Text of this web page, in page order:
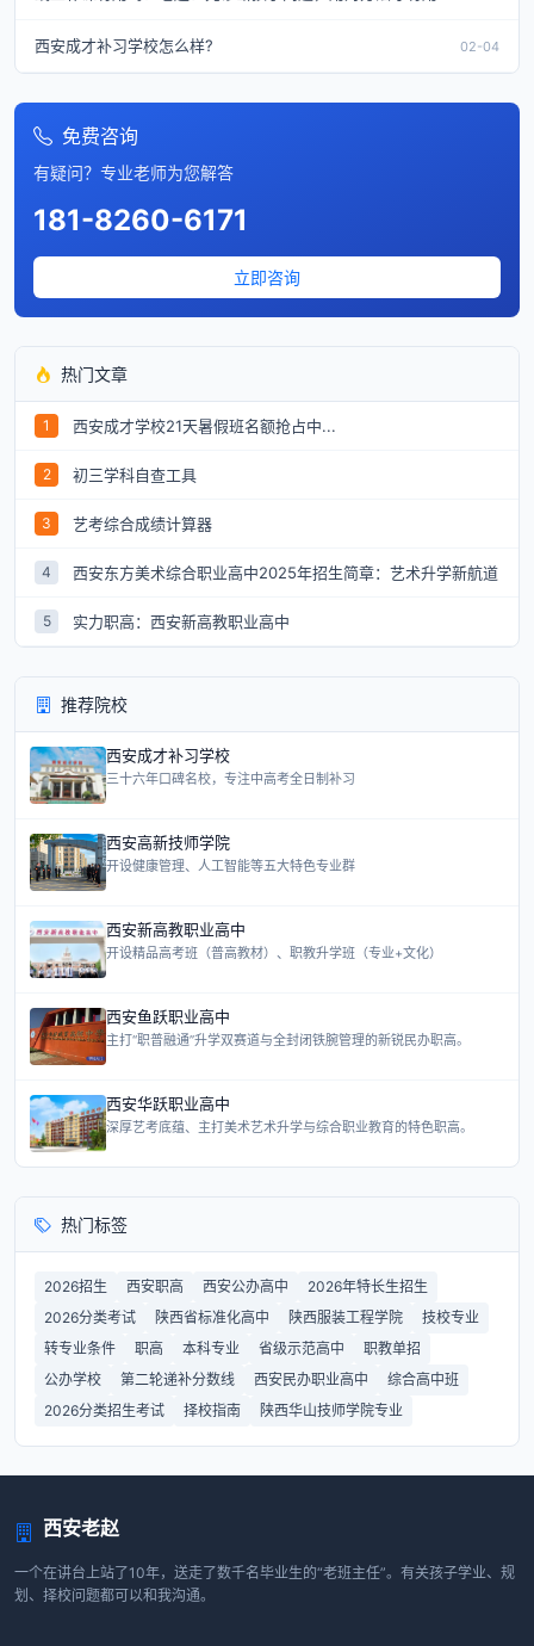
西安成才补习学校怎么样? 02-04
免费咨询
有疑问？专业老师为您解答
181-8260-6171
立即咨询
热门文章
1 西安成才学校21天暑假班名额抢占中...
2 初三学科自查工具
3 艺考综合成绩计算器
4 西安东方美术综合职业高中2025年招生简章：艺术升学新航道
5 实力职高：西安新高教职业高中
推荐院校
西安成才补习学校
三十六年口碑名校，专注中高考全日制补习
西安高新技师学院
开设健康管理、人工智能等五大特色专业群
西安新高教职业高中
开设精品高考班（普高教材）、职教升学班（专业+文化）
西安鱼跃职业高中
主打“职普融通”升学双赛道与全封闭铁腕管理的新锐民办职高。
西安华跃职业高中
深厚艺考底蕴、主打美术艺术升学与综合职业教育的特色职高。
热门标签
2026招生 西安职高 西安公办高中
2026年特长生招生
2026分类考试
陕西省标准化高中 陕西服装工程学院
技校专业
转专业条件
职高 本科专业 省级示范高中
职教单招
公办学校
第二轮递补分数线 西安民办职业高中
综合高中班
2026分类招生考试
择校指南 陕西华山技师学院专业
西安老赵
一个在讲台上站了10年，送走了数千名毕业生的“老班主任”。有关孩子学业、规
划、择校问题都可以和我沟通。